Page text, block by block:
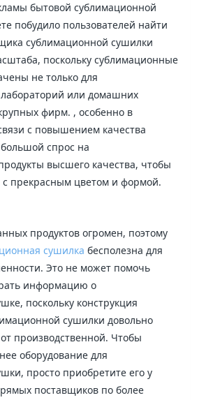
бытовой сублимационной
побудило пользователей найти
сублимационной сушилки
поскольку сублимационные
не только для
лабораторий или домашних
фирм. , особенно в
с повышением качества
спрос на
высшего качества, чтобы
с прекрасным цветом и формой.
продуктов огромен, поэтому
сушилка бесполезна для
Это не может помочь
информацию о
поскольку конструкция
сушилки довольно
производственной. Чтобы
оборудование для
просто приобретите его у
поставщиков по более